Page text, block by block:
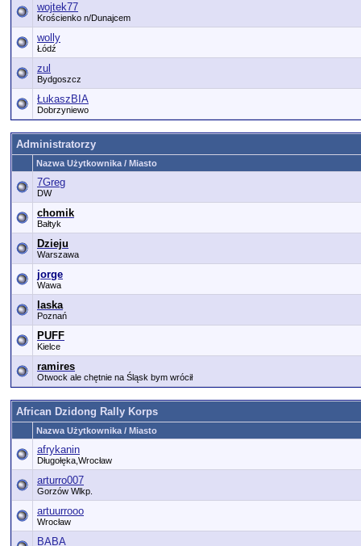
wojtek77
Krościenko n/Dunajcem
wolly
Łódź
zul
Bydgoszcz
ŁukaszBIA
Dobrzyniewo
Administratorzy
Nazwa Użytkownika / Miasto
7Greg
DW
chomik
Bałtyk
Dzieju
Warszawa
jorge
Wawa
laska
Poznań
PUFF
Kielce
ramires
Otwock ale chętnie na Śląsk bym wrócił
African Dzidong Rally Korps
Nazwa Użytkownika / Miasto
afrykanin
Długołęka,Wrocław
arturro007
Gorzów Wlkp.
artuurrooo
Wrocław
BABA